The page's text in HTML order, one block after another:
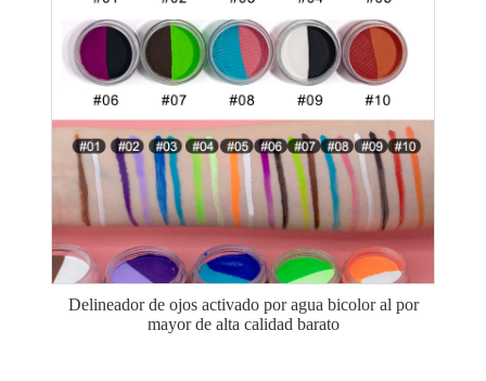
Delineador de ojos activado por agua bicolor al por
mayor de alta calidad barato